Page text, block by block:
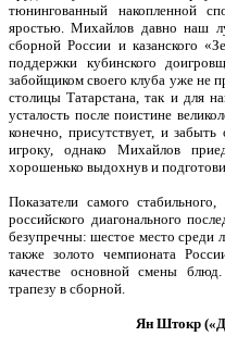
тюнингованный накопленной
яростью. Михайлов давно наш
сборной России и казанского
поддержки кубинского
забойщиком своего клуба уже не
столицы Татарстана, так и для
усталость после поистине
конечно, присутствует, и
игроку, однако Михайлов
хорошенько выдохнув и
Показатели самого
российского диагонального
безупречны: шестое место среди
также золото чемпионата
качестве основной смены
трапезу в сборной.
Ян Штокр